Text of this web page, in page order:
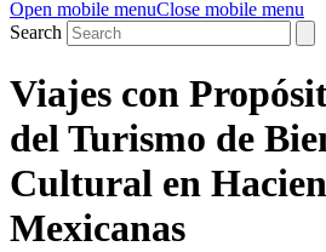
Open mobile menuClose mobile menu
Search
Viajes con
del Turismo de
Cultural en
Mexicanas